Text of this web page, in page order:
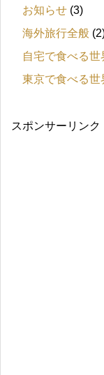
お知らせ (3)
海外旅行全般
自宅で食べる世
東京で食べる世
スポンサーリンク